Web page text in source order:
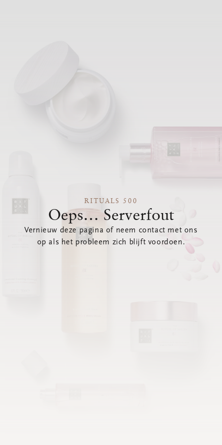
RITUALS 500
Oeps… Serverfout
Vernieuw deze pagina of neem contact met ons
op als het probleem zich blijft voordoen.